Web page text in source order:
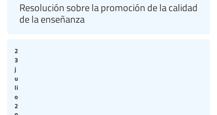
Resolución sobre la promoción de la calidad
de la enseñanza
2
3
j
u
li
o
2